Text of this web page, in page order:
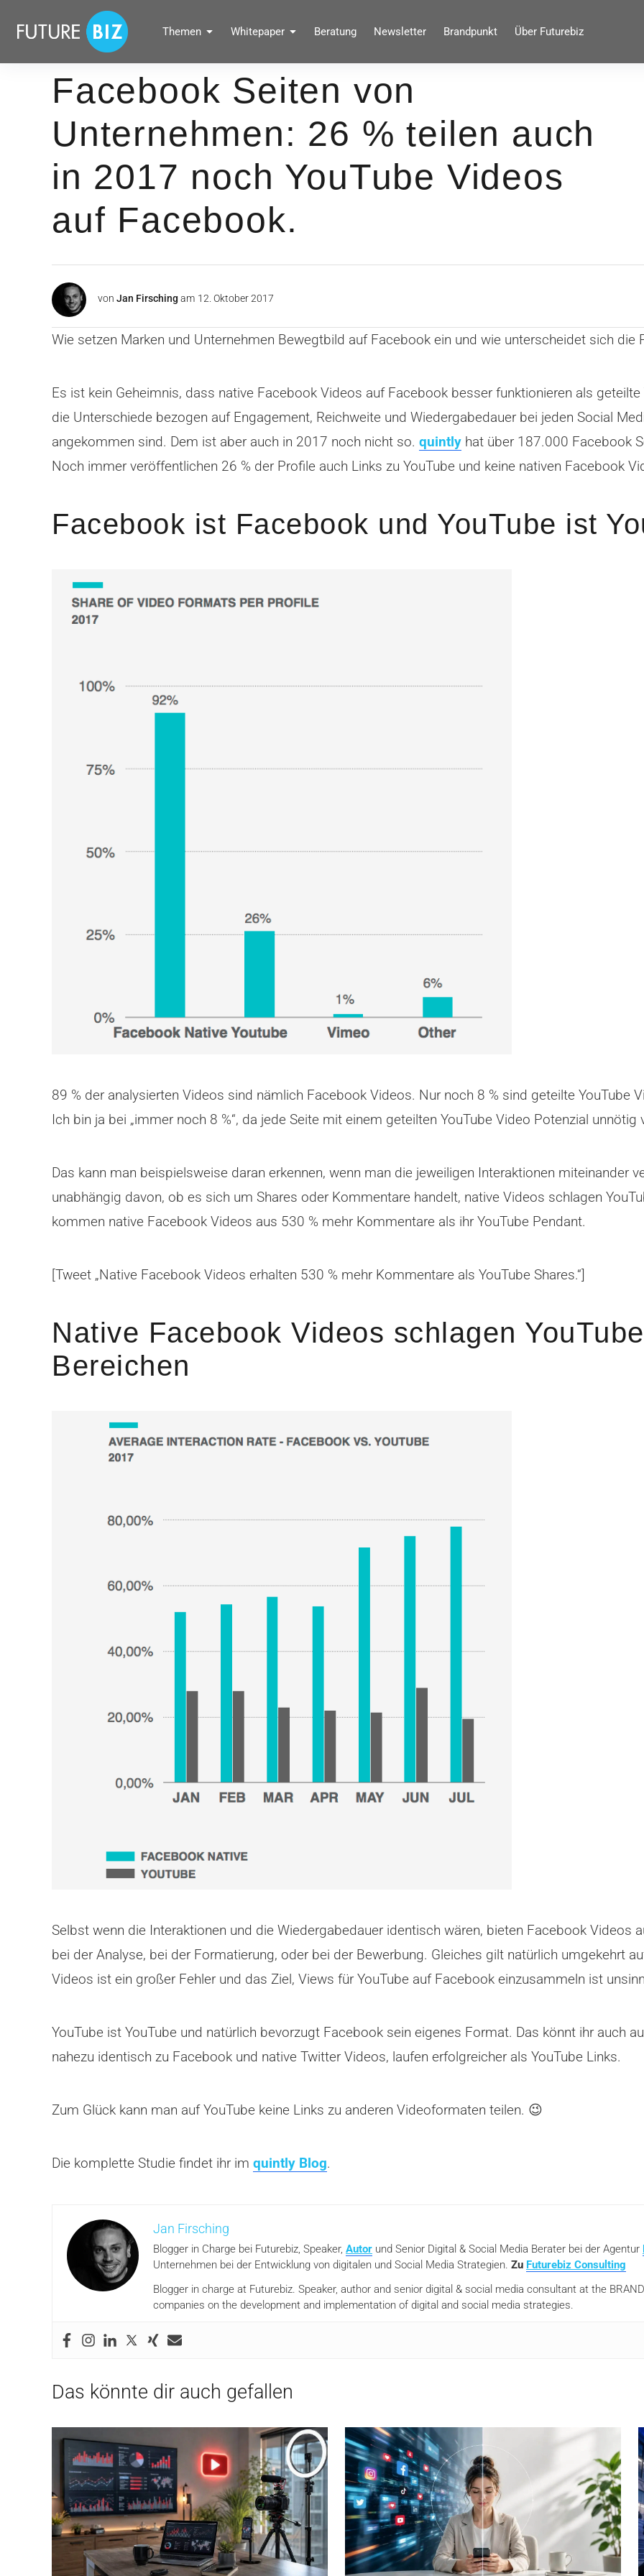
überspringen
FUTUREBIZ
Social Media Marketing Blog für Unternehmen by BRANDPUNKT
Themen Whitepaper Beratung Newsletter Brandpunkt Über Futurebiz
Facebook Seiten von
Unternehmen: 26 % teilen auch
in 2017 noch YouTube Videos
auf Facebook.
von Jan Firsching am 12. Oktober 2017
Wie setzen Marken und Unternehmen Bewegtbild auf Facebook ein und wie unterscheidet sich die
Es ist kein Geheimnis, dass native Facebook Videos auf Facebook besser funktionieren als
die Unterschiede bezogen auf Engagement, Reichweite und Wiedergabedauer bei jeden Social
angekommen sind. Dem ist aber auch in 2017 noch nicht so. quintly hat über 187.000 Facebook
Noch immer veröffentlichen 26 % der Profile auch Links zu YouTube und keine nativen Facebook
Facebook ist Facebook und YouTube ist
89 % der analysierten Videos sind nämlich Facebook Videos. Nur noch 8 % sind geteilte YouTube
Ich bin ja bei „immer noch 8 %“, da jede Seite mit einem geteilten YouTube Video Potenzial unnötig
Das kann man beispielsweise daran erkennen, wenn man die jeweiligen Interaktionen miteinander
unabhängig davon, ob es sich um Shares oder Kommentare handelt, native Videos schlagen
kommen native Facebook Videos aus 530 % mehr Kommentare als ihr YouTube Pendant.
[Tweet „Native Facebook Videos erhalten 530 % mehr Kommentare als YouTube Shares.“]
Native Facebook Videos schlagen
Bereichen
Selbst wenn die Interaktionen und die Wiedergabedauer identisch wären, bieten Facebook Videos
bei der Analyse, bei der Formatierung, oder bei der Bewerbung. Gleiches gilt natürlich umgekehrt
Videos ist ein großer Fehler und das Ziel, Views für YouTube auf Facebook einzusammeln ist
YouTube ist YouTube und natürlich bevorzugt Facebook sein eigenes Format. Das könnt ihr auch
nahezu identisch zu Facebook und native Twitter Videos, laufen erfolgreicher als YouTube Links.
Zum Glück kann man auf YouTube keine Links zu anderen Videoformaten teilen. 😉
Die komplette Studie findet ihr im quintly Blog.
Jan Firsching
Blogger in Charge bei Futurebiz, Speaker, Autor und Senior Digital & Social Media Berater bei der Agentur
Unternehmen bei der Entwicklung von digitalen und Social Media Strategien. Zu Futurebiz Consulting
Blogger in charge at Futurebiz. Speaker, author and senior digital & social media consultant at the
companies on the development and implementation of digital and social media strategies.
Das könnte dir auch gefallen